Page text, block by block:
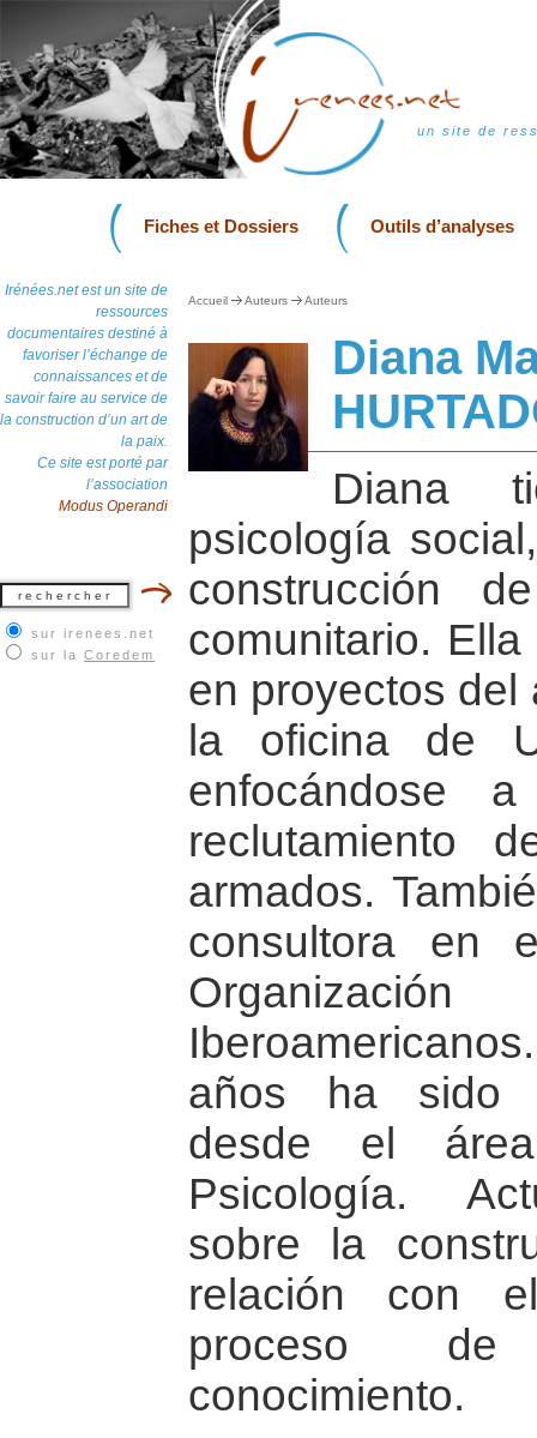
un site de
Fiches et Dossiers Outils d’analyses
Irénées.net est un site de
ressources
documentaires destiné à
favoriser l’échange de
connaissances et de
savoir faire au service de
la construction d’un art de
la paix.
Ce site est porté par
l’association
Modus Operandi
sur irenees.net
sur la Coredem
Accueil Auteurs Auteurs
Diana
Diana
psicología
construcción
comunitario.
en proyectos del
la oficina de
enfocándose
reclutamiento
armados.
consultora en
años ha sido
desde el
Psicología.
sobre la
relación con
proceso
conocimiento.